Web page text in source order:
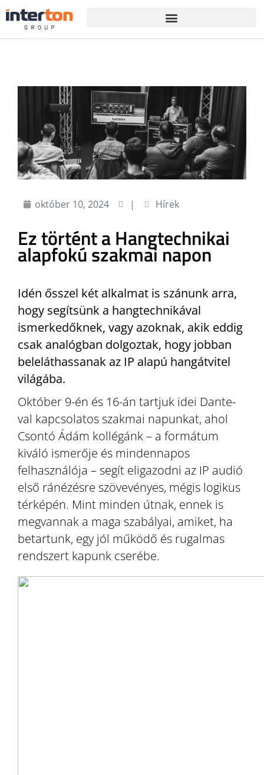
október 10, 2024 | Hírek
Ez történt a Hangtechnikai
alapfokú szakmai napon
Idén ősszel két alkalmat is szánunk arra,
hogy segítsünk a hangtechnikával
ismerkedőknek, vagy azoknak, akik eddig
csak analógban dolgoztak, hogy jobban
beleláthassanak az IP alapú hangátvitel
világába.
Október 9-én és 16-án tartjuk idei Dante-
val kapcsolatos szakmai napunkat, ahol
Csontó Ádám kollégánk – a formátum
kiváló ismerője és mindennapos
felhasználója – segít eligazodni az IP audió
első ránézésre szövevényes, mégis logikus
térképén. Mint minden útnak, ennek is
megvannak a maga szabályai, amiket, ha
betartunk, egy jól működő és rugalmas
rendszert kapunk cserébe.